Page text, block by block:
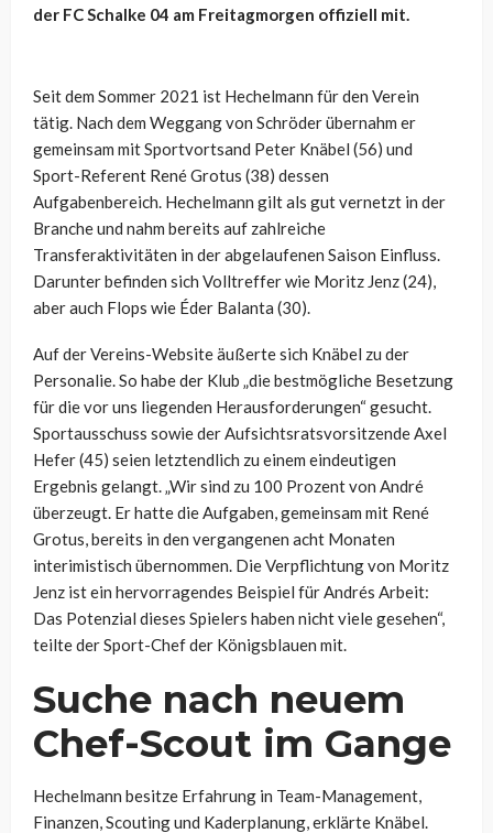
der FC Schalke 04 am Freitagmorgen offiziell mit.
Seit dem Sommer 2021 ist Hechelmann für den Verein
tätig. Nach dem Weggang von Schröder übernahm er
gemeinsam mit Sportvortsand Peter Knäbel (56) und
Sport-Referent René Grotus (38) dessen
Aufgabenbereich. Hechelmann gilt als gut vernetzt in der
Branche und nahm bereits auf zahlreiche
Transferaktivitäten in der abgelaufenen Saison Einfluss.
Darunter befinden sich Volltreffer wie Moritz Jenz (24),
aber auch Flops wie Éder Balanta (30).
Auf der Vereins-Website äußerte sich Knäbel zu der
Personalie. So habe der Klub „die bestmögliche Besetzung
für die vor uns liegenden Herausforderungen“ gesucht.
Sportausschuss sowie der Aufsichtsratsvorsitzende Axel
Hefer (45) seien letztendlich zu einem eindeutigen
Ergebnis gelangt. „Wir sind zu 100 Prozent von André
überzeugt. Er hatte die Aufgaben, gemeinsam mit René
Grotus, bereits in den vergangenen acht Monaten
interimistisch übernommen. Die Verpflichtung von Moritz
Jenz ist ein hervorragendes Beispiel für Andrés Arbeit:
Das Potenzial dieses Spielers haben nicht viele gesehen“,
teilte der Sport-Chef der Königsblauen mit.
Suche nach neuem
Chef-Scout im Gange
Hechelmann besitze Erfahrung in Team-Management,
Finanzen, Scouting und Kaderplanung, erklärte Knäbel.